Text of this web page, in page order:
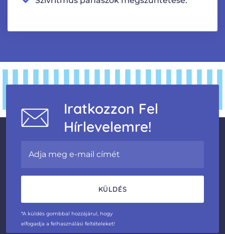
Iratkozzon Fel
Hírlevelemre!
*A küldés gombbal hozzájárul, hogy
elfogadja a felhasználási feltételeket!